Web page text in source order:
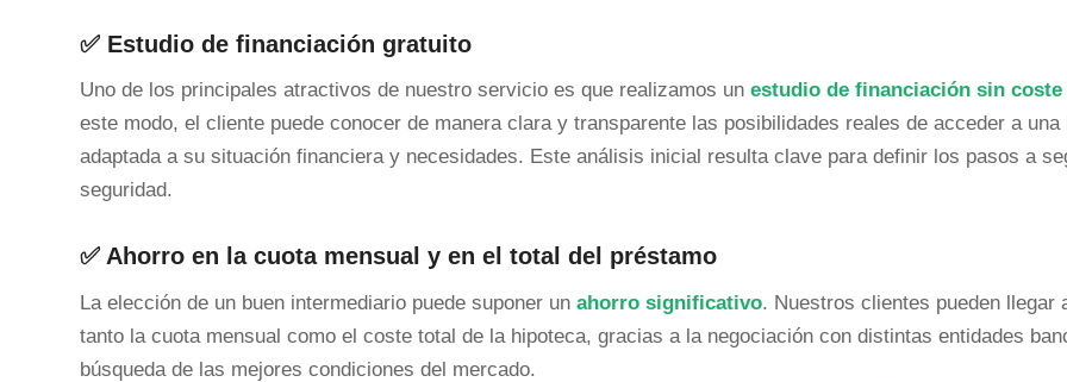
✅ Estudio de financiación gratuito
Uno de los principales atractivos de nuestro servicio es que realizamos un estudio de financiación sin coste
este modo, el cliente puede conocer de manera clara y transparente las posibilidades reales de acceder a una
adaptada a su situación financiera y necesidades. Este análisis inicial resulta clave para definir los pasos a
seguridad.
✅ Ahorro en la cuota mensual y en el total del préstamo
La elección de un buen intermediario puede suponer un ahorro significativo. Nuestros clientes pueden llegar
tanto la cuota mensual como el coste total de la hipoteca, gracias a la negociación con distintas entidades
búsqueda de las mejores condiciones del mercado.